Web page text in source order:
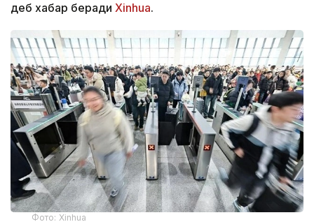
деб хабар беради Xinhua.
Фото: Xinhua